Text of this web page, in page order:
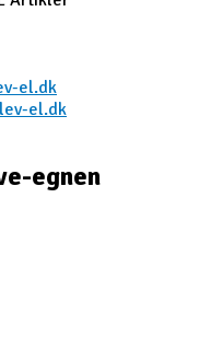
el.dk
el.dk
egnen